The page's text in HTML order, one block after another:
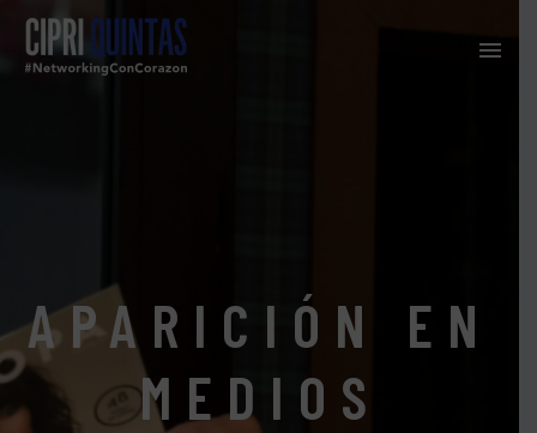
APARICIÓN EN
MEDIOS